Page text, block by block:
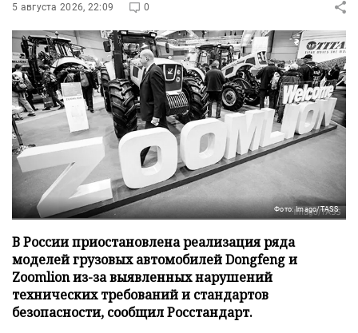
5 августа 2026, 22:09 0
Фото: Imago/TASS
В России приостановлена реализация ряда
моделей грузовых автомобилей Dongfeng и
Zoomlion из-за выявленных нарушений
технических требований и стандартов
безопасности, сообщил Росстандарт.